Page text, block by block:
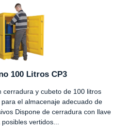
100 Litros CP3
cerradura y cubeto de 100 litros
el almacenaje adecuado de
Dispone de cerradura con llave
vertidos...